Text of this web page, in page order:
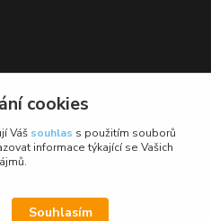
cookies
Váš souhlas s použitím souborů
informace týkající se Vašich
Souhlasím